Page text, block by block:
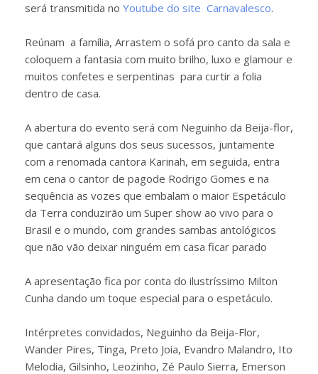
será transmitida no Youtube do site Carnavalesco.
Reúnam a família, Arrastem o sofá pro canto da sala e
coloquem a fantasia com muito brilho, luxo e glamour e
muitos confetes e serpentinas para curtir a folia
dentro de casa.
A abertura do evento será com Neguinho da Beija-flor,
que cantará alguns dos seus sucessos, juntamente
com a renomada cantora Karinah, em seguida, entra
em cena o cantor de pagode Rodrigo Gomes e na
sequência as vozes que embalam o maior Espetáculo
da Terra conduzirão um Super show ao vivo para o
Brasil e o mundo, com grandes sambas antológicos
que não vão deixar ninguém em casa ficar parado
A apresentação fica por conta do ilustríssimo Milton
Cunha dando um toque especial para o espetáculo.
Intérpretes convidados, Neguinho da Beija-Flor,
Wander Pires, Tinga, Preto Joia, Evandro Malandro, Ito
Melodia, Gilsinho, Leozinho, Zé Paulo Sierra, Emerson